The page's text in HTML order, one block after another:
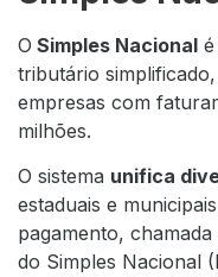
O Simples Nacional
tributário
empresas com
milhões.
O sistema unifica
estaduais e
pagamento,
do Simples Nacional